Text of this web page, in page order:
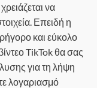
να
Επειδή η
και εύκολο
TikTok θα σας
για τη λήψη
λογαριασμό